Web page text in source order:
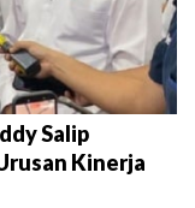
Salip
Kinerja